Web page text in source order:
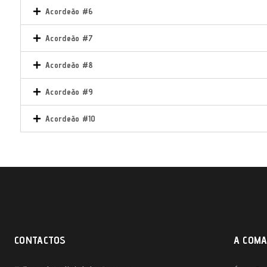
Acordeão #6
Acordeão #7
Acordeão #8
Acordeão #9
Acordeão #10
CONTACTOS A